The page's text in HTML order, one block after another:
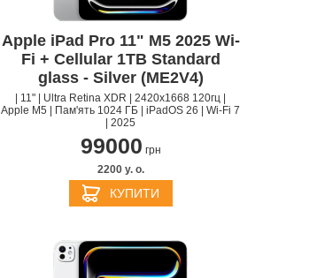
Apple iPad Pro 11" M5 2025 Wi-
Fi + Cellular 1TB Standard
glass - Silver (ME2V4)
| 11" | Ultra Retina XDR | 2420x1668 120гц |
Apple M5 | Пам'ять 1024 ГБ | iPadOS 26 | Wi-Fi 7
| 2025
99000 грн
2200 y. о.
КУПИТИ